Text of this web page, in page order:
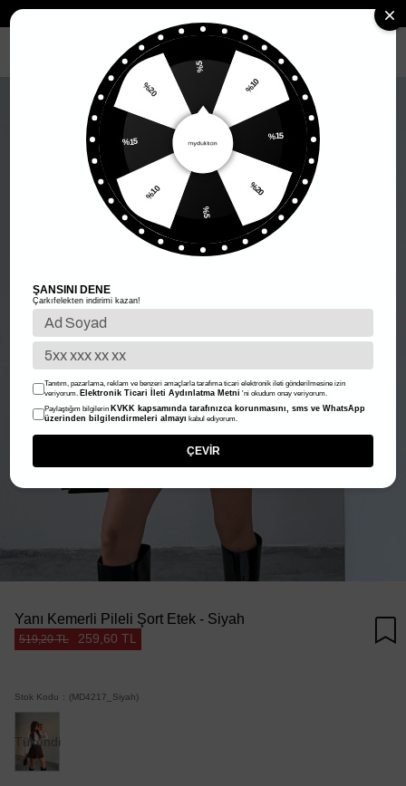
Kadın Alt Giyim Yanı Kemerli
Yanı Kemerli Pileli Şort Etek - Siyah
519,20 TL 259,60 TL
Stok Kodu (MD4217_Siyah)
Tükendi
%10
%20
%20
ŞANSINI DENE
Çarkıfelekten indirimi kazan!
Tanıtım, pazarlama, reklam ve benzeri amaçlarla tarafıma ticari elektronik ileti gönderilmesine izin
veriyorum. Elektronik Ticari İleti Aydınlatma Metni 'ni okudum onay veriyorum.
Paylaştığım bilgilerin KVKK kapsamında tarafınızca korunmasını, sms ve WhatsApp
üzerinden bilgilendirmeleri almayı kabul ediyorum.
ÇEVİR